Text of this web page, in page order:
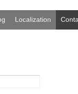
Localization